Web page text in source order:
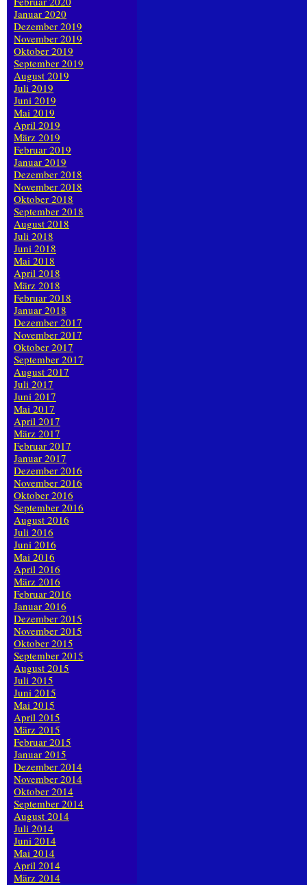
Januar 2020
Dezember 2019
November 2019
Oktober 2019
September 2019
August 2019
Juli 2019
Juni 2019
Mai 2019
April 2019
März 2019
Februar 2019
Januar 2019
Dezember 2018
November 2018
Oktober 2018
September 2018
August 2018
Juli 2018
Juni 2018
Mai 2018
April 2018
März 2018
Februar 2018
Januar 2018
Dezember 2017
November 2017
Oktober 2017
September 2017
August 2017
Juli 2017
Juni 2017
Mai 2017
April 2017
März 2017
Februar 2017
Januar 2017
Dezember 2016
November 2016
Oktober 2016
September 2016
August 2016
Juli 2016
Juni 2016
Mai 2016
April 2016
März 2016
Februar 2016
Januar 2016
Dezember 2015
November 2015
Oktober 2015
September 2015
August 2015
Juli 2015
Juni 2015
Mai 2015
April 2015
März 2015
Februar 2015
Januar 2015
Dezember 2014
November 2014
Oktober 2014
September 2014
August 2014
Juli 2014
Juni 2014
Mai 2014
April 2014
März 2014